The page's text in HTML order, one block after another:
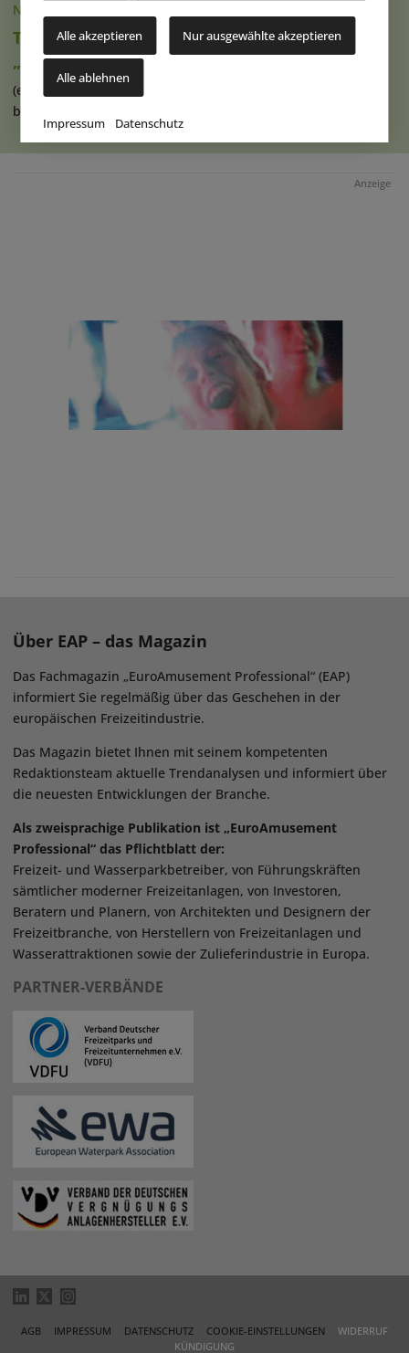
Alle akzeptieren Nur ausgewählte akzeptieren
Alle ablehnen
Impressum Datenschutz
NACHRICHTEN
TDC ernennt Chris Fitzgerald zum Leiter für
„Experiential Growth“
(eap) Die australische Technical Direction Company (TDC)
befördert ihren Mitarbeiter (...)
Anzeige
Über EAP – das Magazin
Das Fachmagazin „EuroAmusement Professional“ (EAP)
informiert Sie regelmäßig über das Geschehen in der
europäischen Freizeitindustrie.
Das Magazin bietet Ihnen mit seinem kompetenten
Redaktionsteam aktuelle Trendanalysen und informiert über
die neuesten Entwicklungen der Branche.
Als zweisprachige Publikation ist „EuroAmusement
Professional“ das Pflichtblatt der:
Freizeit- und Wasserparkbetreiber, von Führungskräften
sämtlicher moderner Freizeitanlagen, von Investoren,
Beratern und Planern, von Architekten und Designern der
Freizeitbranche, von Herstellern von Freizeitanlagen und
Wasserattraktionen sowie der Zulieferindustrie in Europa.
PARTNER-VERBÄNDE
AGB IMPRESSUM DATENSCHUTZ COOKIE-EINSTELLUNGEN
WIDERRUF
KÜNDIGUNG